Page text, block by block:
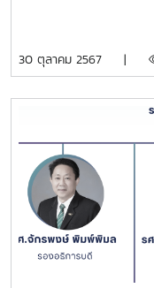
30 ตุลาคม 2567 |